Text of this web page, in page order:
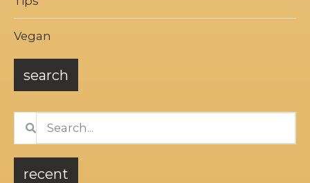
Vegan
search
recent